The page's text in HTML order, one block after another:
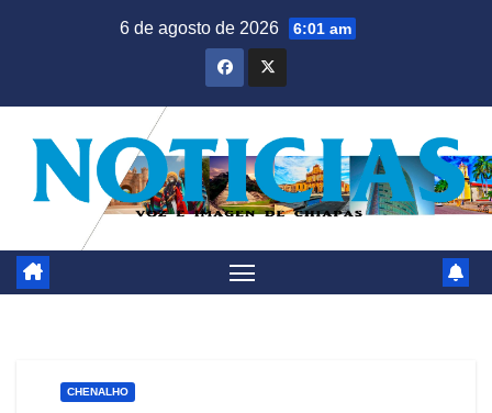
6 de agosto de 2026 6:01 am
CHENALHO